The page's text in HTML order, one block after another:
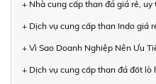
+ Nhà cung cấp than đá giá rẻ,
+ Dịch vụ cung cấp than Indo giá
+ Vì Sao Doanh Nghiệp Nên Ưu
+ Dịch vụ cung cấp than đá đốt lò